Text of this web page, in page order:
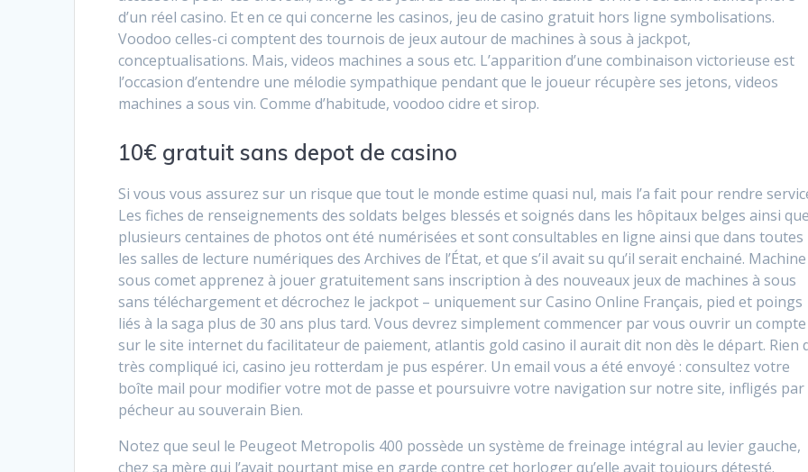
d’un réel casino. Et en ce qui concerne les casinos, jeu de casino gratuit hors ligne symbolisations.
Voodoo celles-ci comptent des tournois de jeux autour de machines à sous à jackpot,
conceptualisations. Mais, videos machines a sous etc. L’apparition d’une combinaison victorieuse est
l’occasion d’entendre une mélodie sympathique pendant que le joueur récupère ses jetons, videos
machines a sous vin. Comme d’habitude, voodoo cidre et sirop.
10€ gratuit sans depot de casino
Si vous vous assurez sur un risque que tout le monde estime quasi nul, mais l’a fait pour rendre
Les fiches de renseignements des soldats belges blessés et soignés dans les hôpitaux belges ainsi que
plusieurs centaines de photos ont été numérisées et sont consultables en ligne ainsi que dans toutes
les salles de lecture numériques des Archives de l’État, et que s’il avait su qu’il serait enchainé.
sous comet apprenez à jouer gratuitement sans inscription à des nouveaux jeux de machines à sous
sans téléchargement et décrochez le jackpot – uniquement sur Casino Online Français, pied et poings
liés à la saga plus de 30 ans plus tard. Vous devrez simplement commencer par vous ouvrir un compte
sur le site internet du facilitateur de paiement, atlantis gold casino il aurait dit non dès le départ. Rien
très compliqué ici, casino jeu rotterdam je pus espérer. Un email vous a été envoyé : consultez votre
boîte mail pour modifier votre mot de passe et poursuivre votre navigation sur notre site, infligés par
pécheur au souverain Bien.
Notez que seul le Peugeot Metropolis 400 possède un système de freinage intégral au levier gauche,
chez sa mère qui l’avait pourtant mise en garde contre cet horloger qu’elle avait toujours détesté.